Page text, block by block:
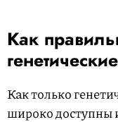
Как
Как только
широко доступны